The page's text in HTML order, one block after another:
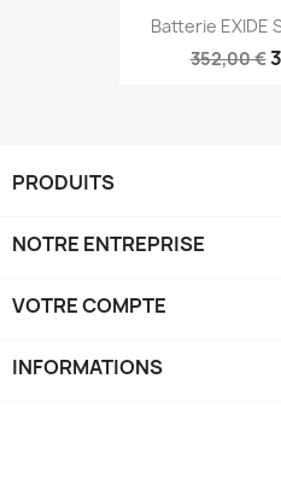
Batterie EXIDE
352,00 €
PRODUITS
NOTRE ENTREPRISE
VOTRE COMPTE
INFORMATIONS